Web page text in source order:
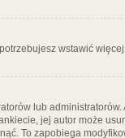
wstawić
lub
jej autor może
To zapobiega